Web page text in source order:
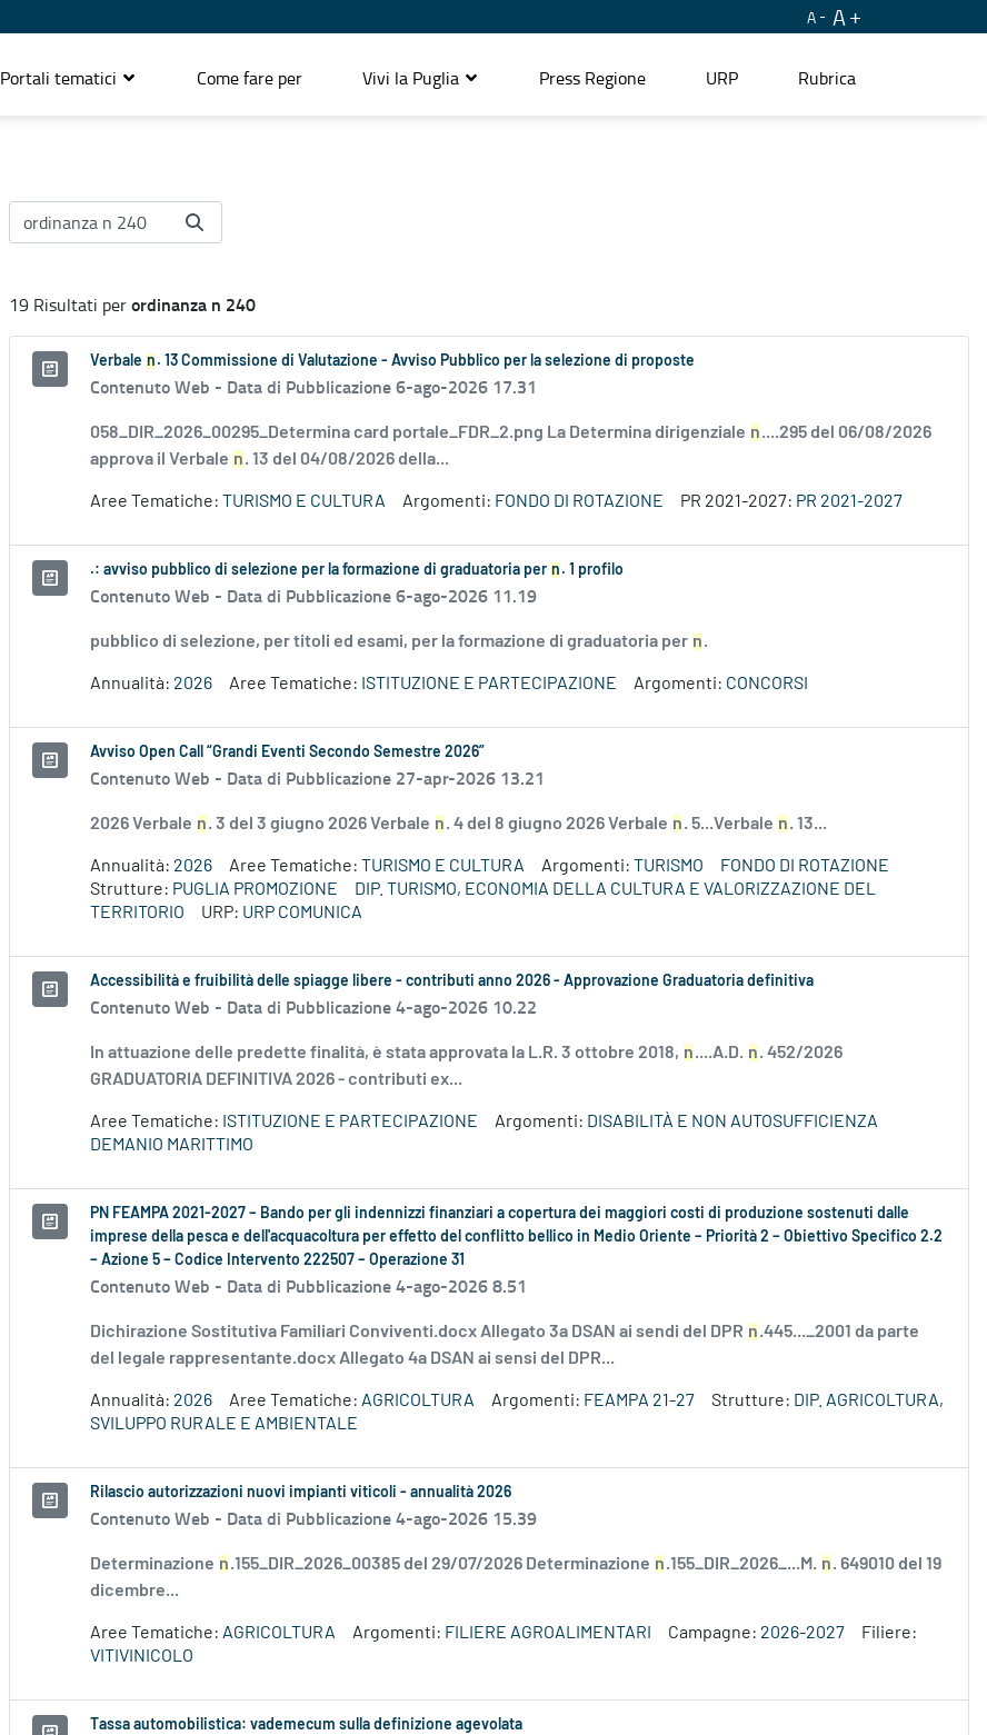
A A
Portali tematici Come fare per Vivi la Puglia Press Regione URP Rubrica
19 Risultati perordinanza n 240
Verbale n . 13 Commissione di Valutazione - Avviso Pubblico per la selezione di proposte
Contenuto Web - Data di Pubblicazione 6-ago-2026 17.31
058_DIR_2026_00295_Determina card portale_FDR_2.png La Determina dirigenziale n....295 del 06/08/2026
approva il Verbale n. 13 del 04/08/2026 della...
Aree Tematiche: TURISMO E CULTURA Argomenti: FONDO DI ROTAZIONE PR 2021-2027: PR 2021-2027
.: avviso pubblico di selezione per la formazione di graduatoria per n . 1 profilo
Contenuto Web - Data di Pubblicazione 6-ago-2026 11.19
pubblico di selezione, per titoli ed esami, per la formazione di graduatoria per n.
Annualità: 2026 Aree Tematiche: ISTITUZIONE E PARTECIPAZIONE Argomenti: CONCORSI
Avviso Open Call “Grandi Eventi Secondo Semestre 2026”
Contenuto Web - Data di Pubblicazione 27-apr-2026 13.21
2026 Verbale n. 3 del 3 giugno 2026 Verbale n. 4 del 8 giugno 2026 Verbale n. 5...Verbale n. 13...
Annualità: 2026 Aree Tematiche: TURISMO E CULTURA Argomenti: TURISMO
FONDO DI ROTAZIONE
Strutture: PUGLIA PROMOZIONE
DIP. TURISMO, ECONOMIA DELLA CULTURA E VALORIZZAZIONE DEL
TERRITORIO
URP: URP COMUNICA
Accessibilità e fruibilità delle spiagge libere - contributi anno 2026 - Approvazione Graduatoria definitiva
Contenuto Web - Data di Pubblicazione 4-ago-2026 10.22
In attuazione delle predette finalità, è stata approvata la L.R. 3 ottobre 2018, n....A.D. n. 452/2026
GRADUATORIA DEFINITIVA 2026 - contributi ex...
Aree Tematiche: ISTITUZIONE E PARTECIPAZIONE Argomenti: DISABILITÀ E NON AUTOSUFFICIENZA
DEMANIO MARITTIMO
PN FEAMPA 2021-2027 – Bando per gli indennizzi finanziari a copertura dei maggiori costi di produzione sostenuti dalle
imprese della pesca e dell'acquacoltura per effetto del conflitto bellico in Medio Oriente – Priorità 2 – Obiettivo Specifico 2.2
– Azione 5 – Codice Intervento 222507 – Operazione 31
Contenuto Web - Data di Pubblicazione 4-ago-2026 8.51
Dichirazione Sostitutiva Familiari Conviventi.docx Allegato 3a DSAN ai sendi del DPR n.445..._2001 da parte
del legale rappresentante.docx Allegato 4a DSAN ai sensi del DPR...
Annualità: 2026 Aree Tematiche: AGRICOLTURA Argomenti: FEAMPA 21-27 Strutture: DIP. AGRICOLTURA,
SVILUPPO RURALE E AMBIENTALE
Rilascio autorizzazioni nuovi impianti viticoli - annualità 2026
Contenuto Web - Data di Pubblicazione 4-ago-2026 15.39
Determinazione n.155_DIR_2026_00385 del 29/07/2026 Determinazione n.155_DIR_2026_...M. n. 649010 del 19
dicembre...
Aree Tematiche: AGRICOLTURA Argomenti: FILIERE AGROALIMENTARI Campagne: 2026-2027
Filiere:
VITIVINICOLO
Tassa automobilistica: vademecum sulla definizione agevolata